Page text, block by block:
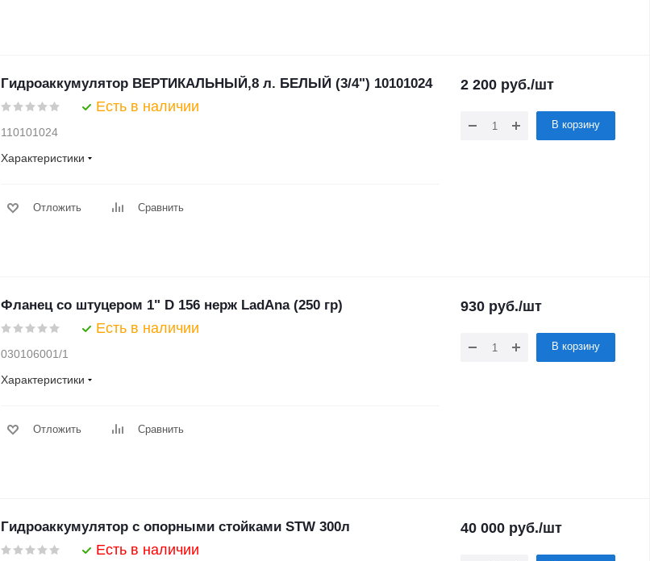
Гидроаккумулятор ВЕРТИКАЛЬНЫЙ,8 л. БЕЛЫЙ (3/4") 10101024
Есть в наличии
110101024
Характеристики
Отложить Сравнить
2 200 руб./шт
В корзину
Фланец со штуцером 1" D 156 нерж LadAna (250 гр)
Есть в наличии
030106001/1
Характеристики
Отложить Сравнить
930 руб./шт
В корзину
Гидроаккумулятор с опорными стойками STW 300л
Есть в наличии
40 000 руб./шт